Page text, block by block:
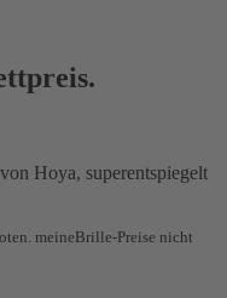
Hoya, superentspiegelt
meineBrille-Preise nicht